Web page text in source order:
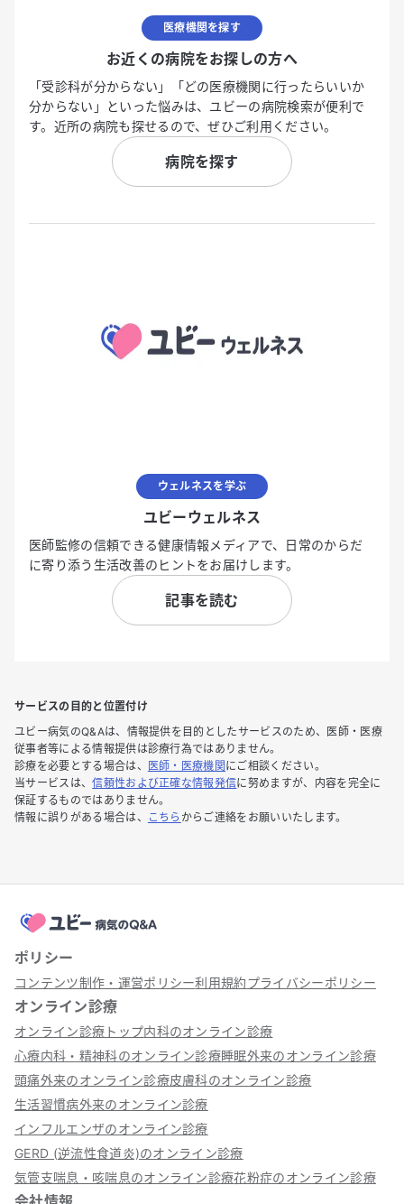
医療機関を探す
お近くの病院をお探しの方へ
「受診科が分からない」「どの医療機関に行ったらいいか
分からない」といった悩みは、ユビーの病院検索が便利で
す。近所の病院も探せるので、ぜひご利用ください。
病院を探す
ウェルネスを学ぶ
ユビーウェルネス
医師監修の信頼できる健康情報メディアで、日常のからだ
に寄り添う生活改善のヒントをお届けします。
記事を読む
サービスの目的と位置付け
ユビー病気のQ&Aは、情報提供を目的としたサービスのため、医師・医療
従事者等による情報提供は診療行為ではありません。
診療を必要とする場合は、
医師・医療機関 にご相談ください。
当サービスは、信頼性および正確な情報発信に努めますが、内容を完全に
保証するものではありません。
情報に誤りがある場合は、
こちら からご連絡をお願いいたします。
ポリシー
コンテンツ制作・運営ポリシー利用規約プライバシーポリシー
オンライン診療
オンライン診療トップ内科のオンライン診療
心療内科・精神科のオンライン診療睡眠外来のオンライン診療
頭痛外来のオンライン診療皮膚科のオンライン診療
生活習慣病外来のオンライン診療
インフルエンザのオンライン診療
GERD (逆流性食道炎)のオンライン診療
気管支喘息・咳喘息のオンライン診療花粉症のオンライン診療